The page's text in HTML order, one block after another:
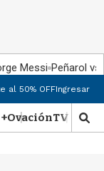
Messi Peñarol
al 50% OFFIngresar
OvaciónTV Show
M
o